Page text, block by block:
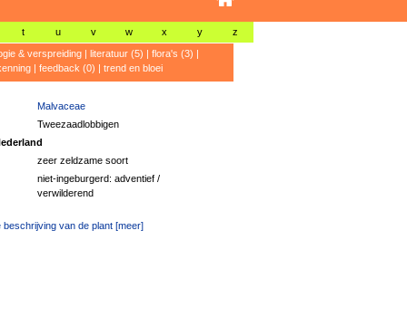
t u v w x y z
& verspreiding| literatuur (5) | flora's (3) |
| feedback (0) | trend en bloei
Malvaceae
Tweezaadlobbigen
zeer zeldzame soort
niet-ingeburgerd: adventief /
verwilderend
beschrijving van de plant [meer]